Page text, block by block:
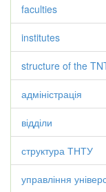
faculties
institutes
structure of the
адміністрація
відділи
структура ТНТУ
управління